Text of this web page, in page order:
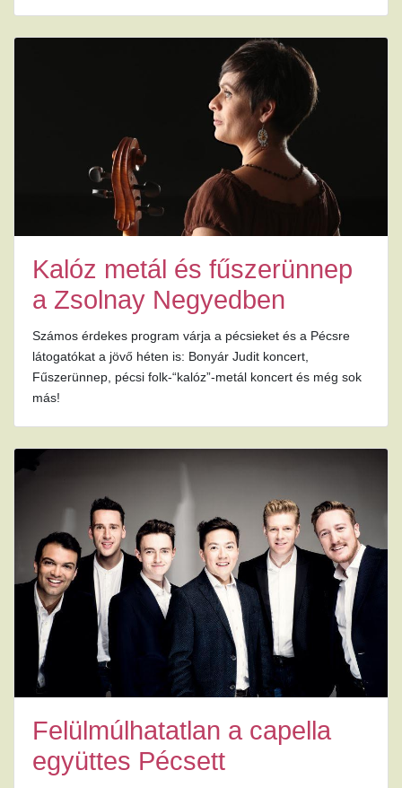
Kalóz metál és fűszerünnep
a Zsolnay Negyedben
Számos érdekes program várja a pécsieket és a Pécsre
látogatókat a jövő héten is: Bonyár Judit koncert,
Fűszerünnep, pécsi folk-“kalóz”-metál koncert és még sok
más!
Felülmúlhatatlan a capella
együttes Pécsett